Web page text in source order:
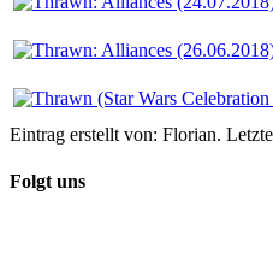
Eintrag erstellt von: Florian.
Folgt uns